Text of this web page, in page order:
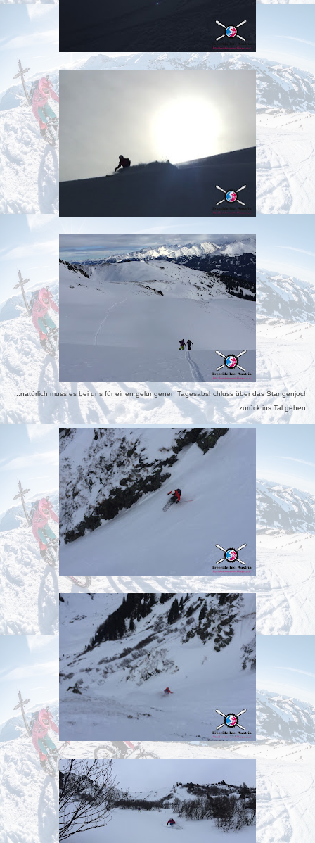
...natürlich muss es bei uns für einen gelungenen Tagesabshchluss über das Stangenjoch
zurück ins Tal gehen!